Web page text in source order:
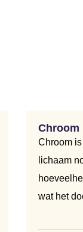
Chroom
Chroom
lichaam
wat het